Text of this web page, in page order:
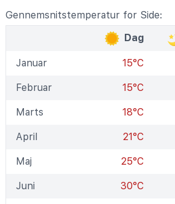
Gennemsnitstemperatur for Side:
Dag
Januar 15°C
Februar 15°C
Marts 18°C
April 21°C
Maj 25°C
Juni 30°C